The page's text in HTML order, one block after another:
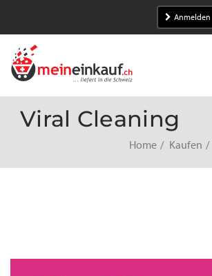
Anmelden
Viral Cleaning
Home Kaufen